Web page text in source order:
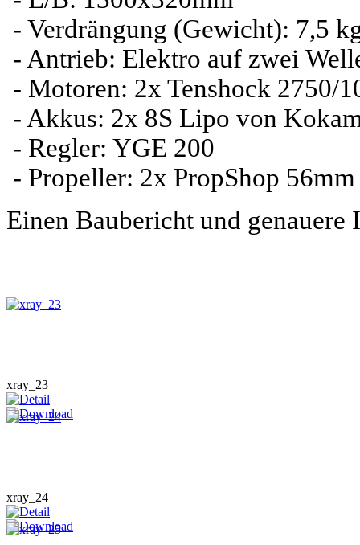
- Verdrängung (Gewicht): 7,5
- Antrieb: Elektro auf zwei
- Motoren: 2x Tenshock 2750/
- Akkus: 2x 8S Lipo von
- Regler: YGE 200
- Propeller: 2x PropShop 56mm
Einen Baubericht und
xray_23
xray_24